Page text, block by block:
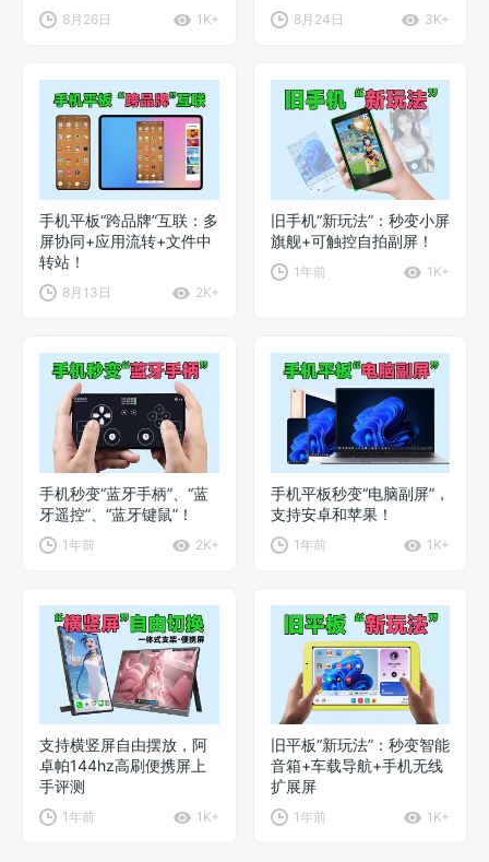
8月26日 1K+ 8月24日 3K+
手机平板“跨品牌”互联：多
屏协同+应用流转+文件中
转站！
8月13日 2K+
旧手机“新玩法”：秒变小屏
旗舰+可触控自拍副屏！
1年前 1K+
手机秒变“蓝牙手柄”、“蓝
牙遥控”、“蓝牙键鼠”！
1年前 2K+
手机平板秒变“电脑副屏”，
支持安卓和苹果！
1年前 1K+
支持横竖屏自由摆放，阿
卓帕144hz高刷便携屏上
手评测
1年前 1K+
旧平板“新玩法”：秒变智能
音箱+车载导航+手机无线
扩展屏
1年前 1K+